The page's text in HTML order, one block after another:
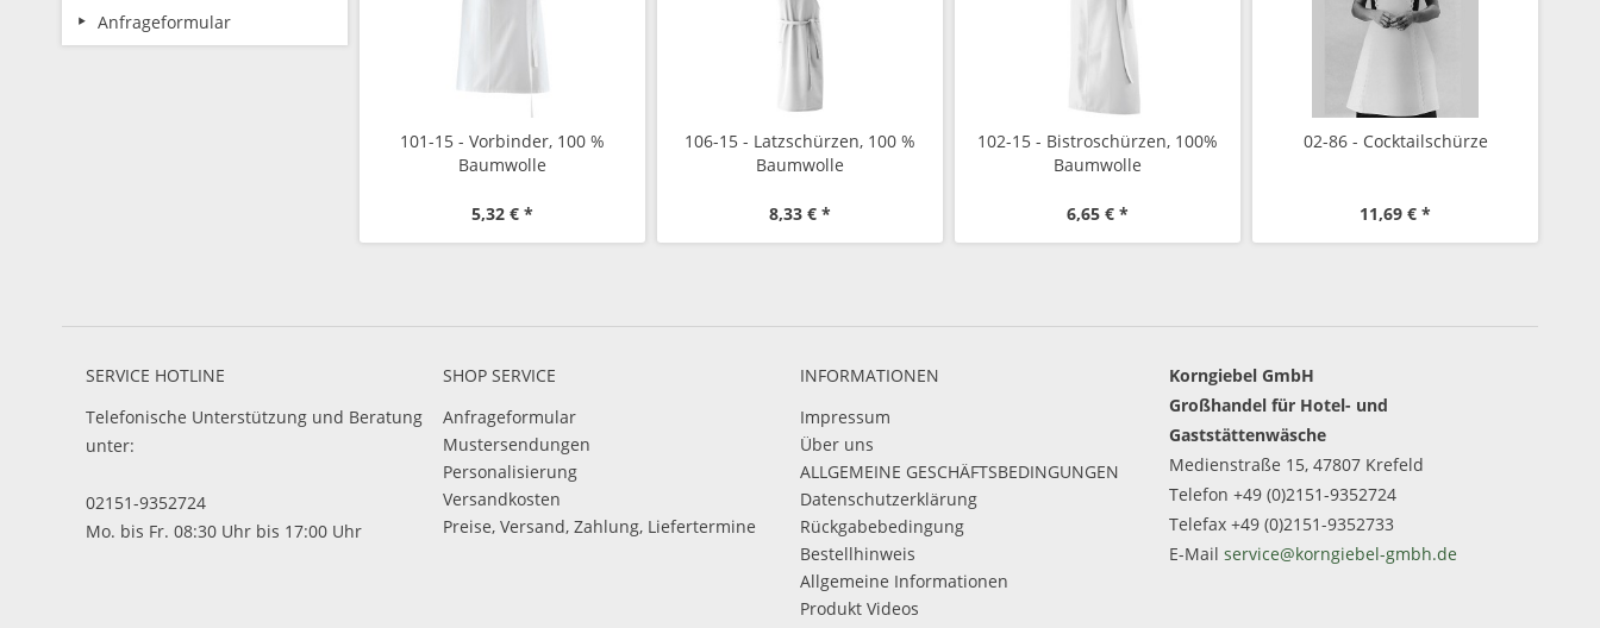
Anfrageformular
101-15 - Vorbinder, 100 %
Baumwolle
5,32 € *
106-15 - Latzschürzen, 100 %
Baumwolle
8,33 € *
102-15 - Bistroschürzen, 100%
Baumwolle
6,65 € *
02-86 - Cocktailschürze
11,69 € *
SERVICE HOTLINE
Telefonische Unterstützung und Beratung
unter:
02151-9352724
Mo. bis Fr. 08:30 Uhr bis 17:00 Uhr
SHOP SERVICE
Anfrageformular
Mustersendungen
Personalisierung
Versandkosten
Preise, Versand, Zahlung, Liefertermine
INFORMATIONEN
Impressum
Über uns
ALLGEMEINE GESCHÄFTSBEDINGUNGEN
Datenschutzerklärung
Rückgabebedingung
Bestellhinweis
Allgemeine Informationen
Produkt Videos
Korngiebel GmbH
Großhandel für Hotel- und
Gaststättenwäsche
Medienstraße 15, 47807 Krefeld
Telefon +49 (0)2151-9352724
Telefax +49 (0)2151-9352733
E-Mail service@korngiebel-gmbh.de